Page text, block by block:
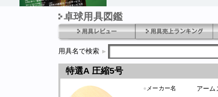
1970年1月01日 発売卓球用具図鑑
用具名で検索
特選A 圧縮5号
● メーカー名 アーム